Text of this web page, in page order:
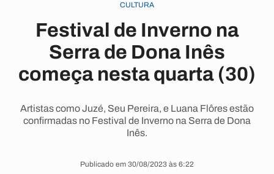
CULTURA
Festival de Inverno na
Serra de Dona Inês
começa nesta quarta (30)
Artistas como Juzé, Seu Pereira, e Luana Flôres estão
confirmadas no Festival de Inverno na Serra de Dona
Inês.
Publicado em 30/08/2023 às 6:22